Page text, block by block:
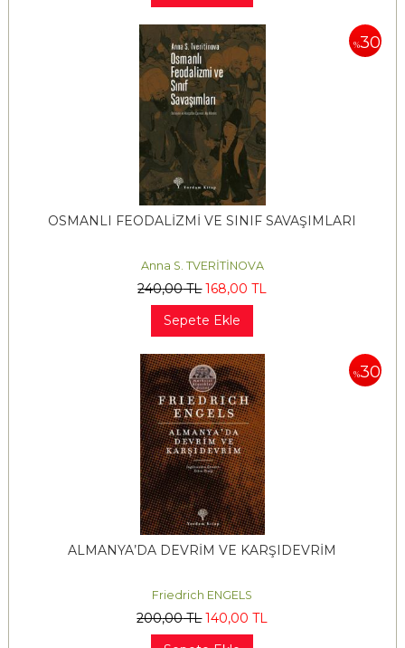
%30
OSMANLI FEODALİZMİ VE SINIF SAVAŞIMLARI
Anna S. TVERİTİNOVA
240,00TL 168,00 TL
Sepete Ekle
%30
ALMANYA’DA DEVRİM VE KARŞIDEVRİM
Friedrich ENGELS
200,00TL 140,00 TL